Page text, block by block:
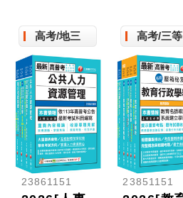
特考／移民
行政／高普
考）
各類特考
高考/地三
23861151
高考/三等
23851151